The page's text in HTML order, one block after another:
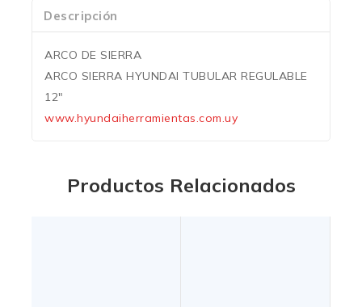
Descripción
ARCO DE SIERRA
ARCO SIERRA HYUNDAI TUBULAR REGULABLE
12″
www.hyundaiherramientas.com.uy
Productos Relacionados